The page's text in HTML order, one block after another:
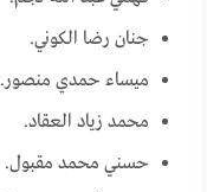
جنان رضا الكوني.
ميساء حمدي منصور.
محمد زياد العقاد.
حسني محمد مقبول.